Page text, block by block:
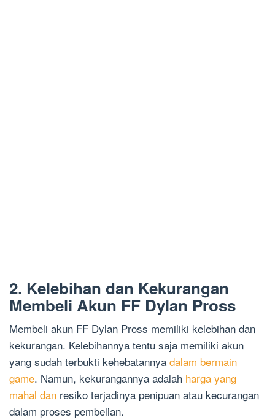
2. Kelebihan dan Kekurangan
Membeli Akun FF Dylan Pross
Membeli akun FF Dylan Pross memiliki kelebihan dan
kekurangan. Kelebihannya tentu saja memiliki akun
yang sudah terbukti kehebatannya dalam bermain
game. Namun, kekurangannya adalah harga yang
mahal dan resiko terjadinya penipuan atau kecurangan
dalam proses pembelian.